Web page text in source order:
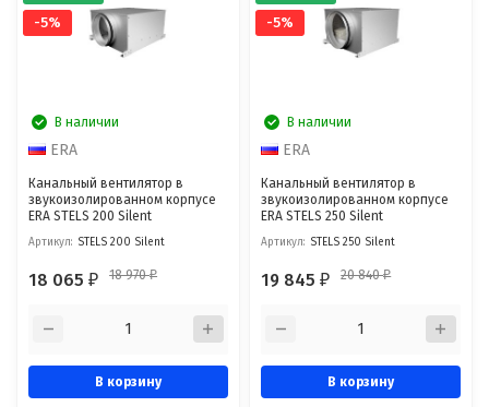
-5%
В наличии
ERA
Канальный вентилятор в
звукоизолированном корпусе
ERA STELS 200 Silent
Артикул: STELS 200 Silent
18 065₽ 18 970₽
В корзину
-5%
В наличии
ERA
Канальный вентилятор в
звукоизолированном корпусе
ERA STELS 250 Silent
Артикул: STELS 250 Silent
19 845₽ 20 840₽
В корзину